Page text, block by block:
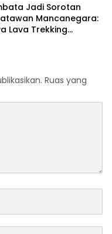
Jadi Sorotan
Mancanegara:
Lava Trekking
Ruas yang